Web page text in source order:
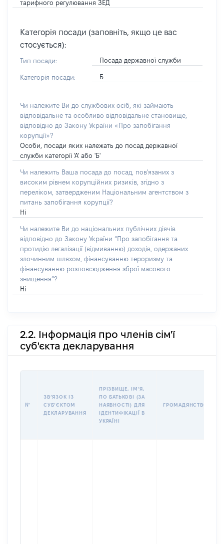
тарифного регулювання ЗЕД
Категорія посади (заповніть, якщо це вас
стосується):
Тип посади: Посада державної служби
Категорія посади: Б
Чи належите Ви до службових осіб, які займають
відповідальне та особливо відповідальне становище,
відповідно до Закону України «Про запобігання
корупції»?
Особи, посади яких належать до посад державної
служби категорії 'А' або 'Б'
Чи належить Ваша посада до посад, пов'язаних з
високим рівнем корупційних ризиків, згідно з
переліком, затвердженим Національним агентством з
питань запобігання корупції?
Ні
Чи належите Ви до національних публічних діячів
відповідно до Закону України “Про запобігання та
протидію легалізації (відмиванню) доходів, одержаних
злочинним шляхом, фінансуванню тероризму та
фінансуванню розповсюдження зброї масового
знищення”?
Ні
2.2. Інформація про членів сім'ї
суб'єкта декларування
№
ЗВʼЯЗОК ІЗ
СУБʼЄКТОМ
ДЕКЛАРУВАННЯ
ПРІЗВИЩЕ, ІМʼЯ,
ПО БАТЬКОВІ (ЗА
НАЯВНОСТІ) ДЛЯ
ІДЕНТИФІКАЦІЇ В
УКРАЇНІ
ГРОМАДЯНСТВО